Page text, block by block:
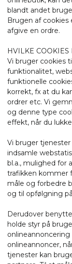
blandt andet
Brugen af cookies
afgive en ordre.
HVILKE COOKIES
Vi bruger cookies
funktionalitet,
funktionelle
korrekt, fx at du
ordrer etc. Vi
og denne type
effekt, når du
Vi bruger tjenester
indsamle
bl.a., mulighed for
trafikken kommer
måle og forbedre
og til opfølgning
Derudover
holde styr på
onlineannoncer,
tjenester kan